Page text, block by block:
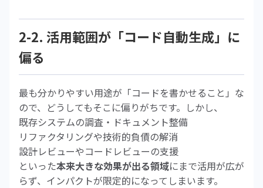
2-2. 活用範囲が「コード自動生成」に
偏る
最も分かりやすい用途が「コードを書かせること」な
ので、どうしてもそこに偏りがちです。しかし、
既存システムの調査・ドキュメント整備
リファクタリングや技術的負債の解消
設計レビューやコードレビューの支援
といった本来大きな効果が出る領域にまで活用が広が
らず、インパクトが限定的になってしまいます。